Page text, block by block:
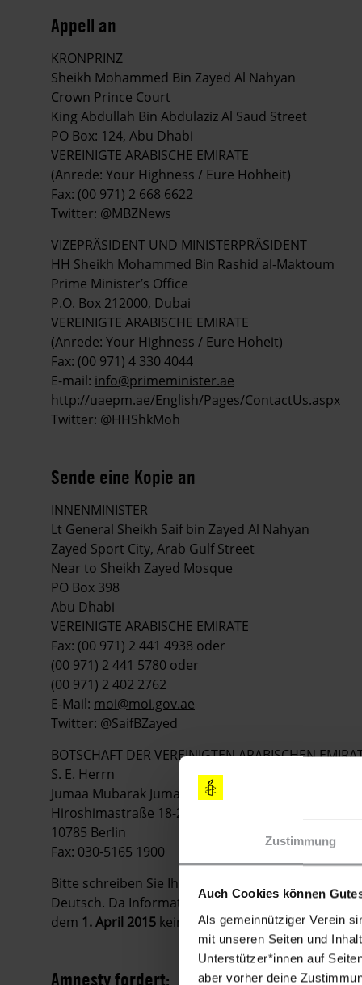
Zustimmung
Auch Cookies können
Als gemeinnütziger Verein
mit unseren Seiten und
Unterstützer*innen auf
aber vorher deine
Appell an
KRONPRINZ
Sheikh Mohammed Bin Zayed Al Nahyan
Crown Prince Court
King Abdullah Bin Abdulaziz Al Saud Street
PO Box: 124, Abu Dhabi
VEREINIGTE ARABISCHE EMIRATE
(Anrede: Your Highness / Eure Hohheit)
Fax: (00 971) 2 668 6622
Twitter: @MBZNews
VIZEPRÄSIDENT UND MINISTERPRÄSIDENT
HH Sheikh Mohammed Bin Rashid al-Maktoum
Prime Minister’s Office
P.O. Box 212000, Dubai
VEREINIGTE ARABISCHE EMIRATE
(Anrede: Your Highness / Eure Hoheit)
Fax: (00 971) 4 330 4044
E-mail: info@primeminister.ae
http://uaepm.ae/English/Pages/ContactUs.aspx
Twitter: @HHShkMoh
Sende eine Kopie an
INNENMINISTER
Lt General Sheikh Saif bin Zayed Al Nahyan
Zayed Sport City, Arab Gulf Street
Near to Sheikh Zayed Mosque
PO Box 398
Abu Dhabi
VEREINIGTE ARABISCHE EMIRATE
Fax: (00 971) 2 441 4938 oder
(00 971) 2 441 5780 oder
(00 971) 2 402 2762
E-Mail: moi@moi.gov.ae
Twitter: @SaifBZayed
BOTSCHAFT DER VEREINIGTEN ARABISCHEN
S. E. Herrn
Jumaa Mubarak Jumaa Salem Aljunaibi
Hiroshimastraße 18-20
10785 Berlin
Fax: 030-5165 1900
Bitte schreiben Sie Ihre Appelle
Deutsch. Da Informationen in Urgent Actions
dem 1. April 2015 keine Appelle mehr zu
Amnesty fordert: